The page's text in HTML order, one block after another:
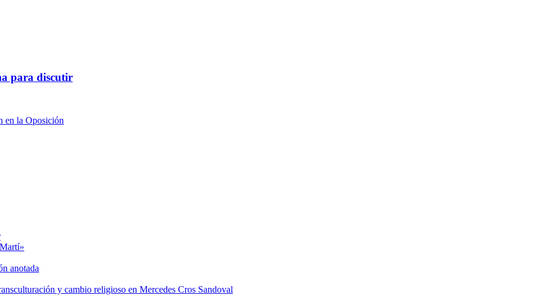
para discutir
en la Oposición
anotada
y cambio religioso en Mercedes Cros Sandoval